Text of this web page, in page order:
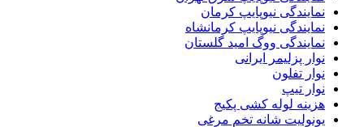
نمایندگی نیوپایپ کرمان
نمایندگی نیوپایپ کرمانشاه
نمایندگی ووگ امید گلستان
نوار پزلیمر ایرانی
نوار تفلون
نوار تیپ
هزینه لوله کشی پکیج
یونولیت شانه تخم مرغی